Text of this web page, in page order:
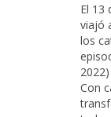
El 13
viajó
los
Con